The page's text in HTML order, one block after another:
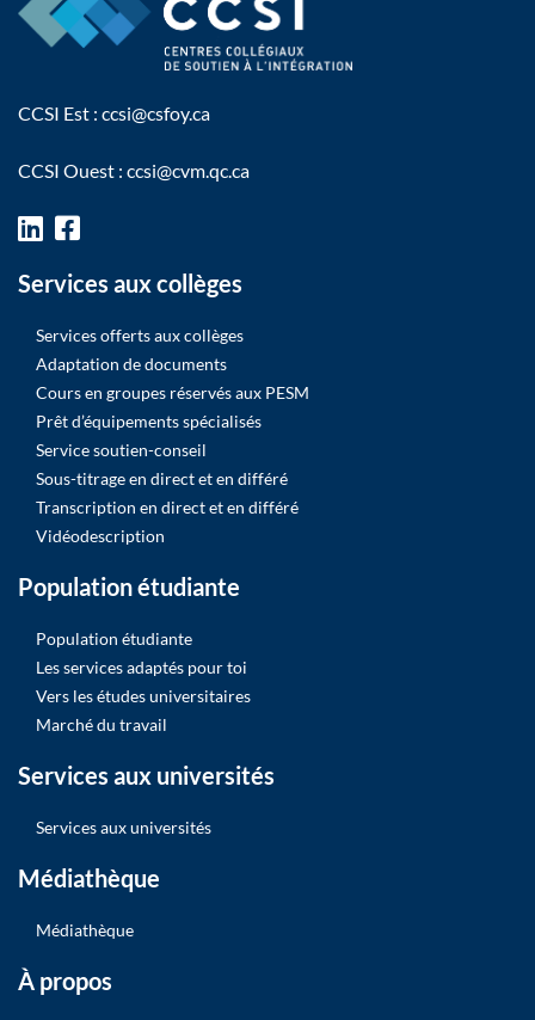
CCSI Est : ccsi@csfoy.ca
CCSI Ouest : ccsi@cvm.qc.ca
Services aux collèges
Services offerts aux collèges
Adaptation de documents
Cours en groupes réservés aux PESM
Prêt d’équipements spécialisés
Service soutien-conseil
Sous-titrage en direct et en différé
Transcription en direct et en différé
Vidéodescription
Population étudiante
Population étudiante
Les services adaptés pour toi
Vers les études universitaires
Marché du travail
Services aux universités
Services aux universités
Médiathèque
Médiathèque
À propos